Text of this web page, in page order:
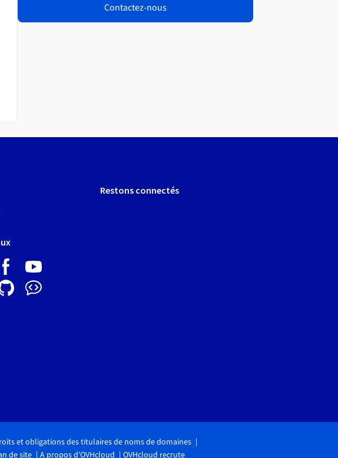
Contactez-nous
Restons connectés
et obligations des titulaires de noms de domaines
de site A propos d'OVHcloud OVHcloud recrute